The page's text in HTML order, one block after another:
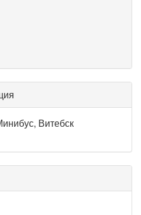
Витебск